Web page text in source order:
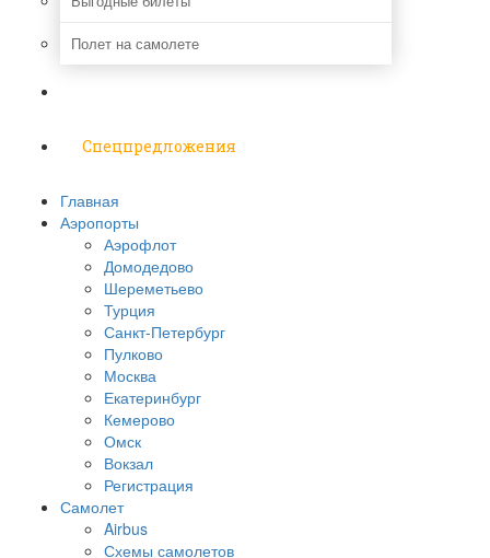
Полет на самолете
Спецпредложения
Главная
Аэропорты
Аэрофлот
Домодедово
Шереметьево
Турция
Санкт-Петербург
Пулково
Москва
Екатеринбург
Кемерово
Омск
Вокзал
Регистрация
Самолет
Airbus
Схемы самолетов